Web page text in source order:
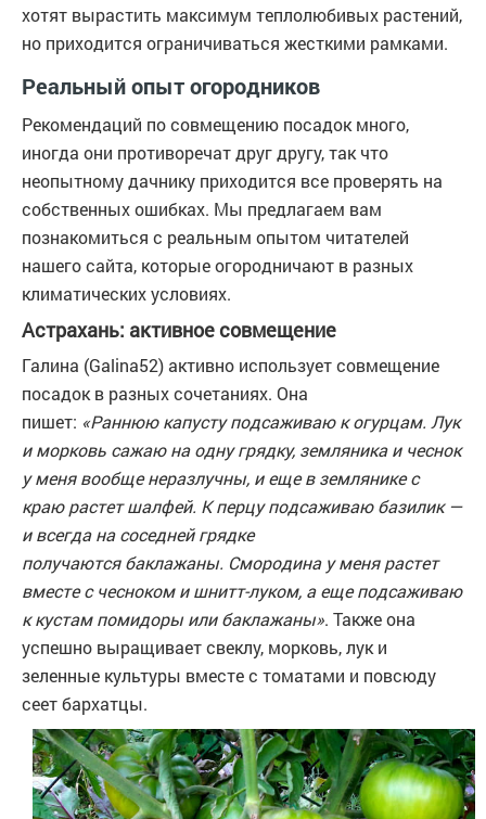
хотят вырастить максимум теплолюбивых растений,
но приходится ограничиваться жесткими рамками.
Реальный опыт огородников
Рекомендаций по совмещению посадок много,
иногда они противоречат друг другу, так что
неопытному дачнику приходится все проверять на
собственных ошибках. Мы предлагаем вам
познакомиться с реальным опытом читателей
нашего сайта, которые огородничают в разных
климатических условиях.
Астрахань: активное совмещение
Галина (Galina52) активно использует совмещение
посадок в разных сочетаниях. Она
пишет: «Раннюю капусту подсаживаю к огурцам. Лук
и морковь сажаю на одну грядку, земляника и чеснок
у меня вообще неразлучны, и еще в землянике с
краю растет шалфей. К перцу подсаживаю базилик —
и всегда на соседней грядке
получаются баклажаны. Смородина у меня растет
вместе с чесноком и шнитт-луком, а еще подсаживаю
к кустам помидоры или баклажаны». Также она
успешно выращивает свеклу, морковь, лук и
зеленные культуры вместе с томатами и повсюду
сеет бархатцы.